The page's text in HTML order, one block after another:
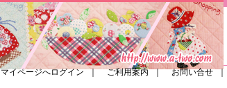
マイページへログイン｜ ご利用案内｜ お問い合せ｜